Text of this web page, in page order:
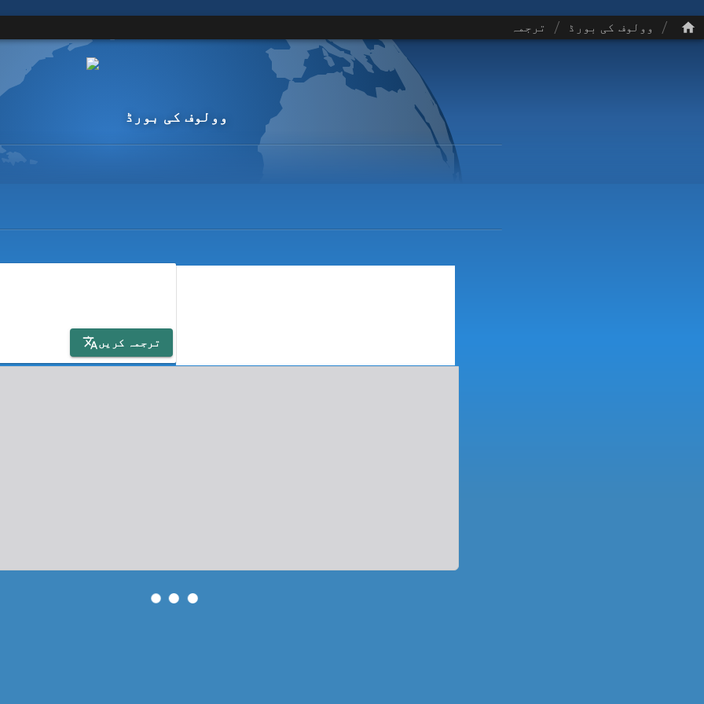
/ وولوف کی بورڈ / ترجمہ
وولوف کی بورڈ
ترجمہ کریں